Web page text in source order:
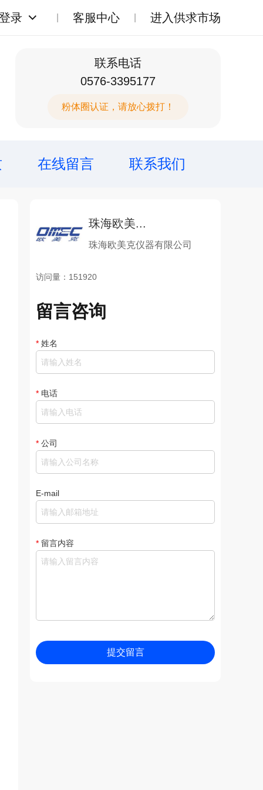
录 客服中心 进入供求市场
联系电话
0576-3395177
粉体圈认证，请放心拨打！
在线留言 联系我们
珠海欧美...
珠海欧美克仪器有限公司
访问量：151920
留言咨询
* 姓名
* 电话
* 公司
E-mail
* 留言内容
提交留言